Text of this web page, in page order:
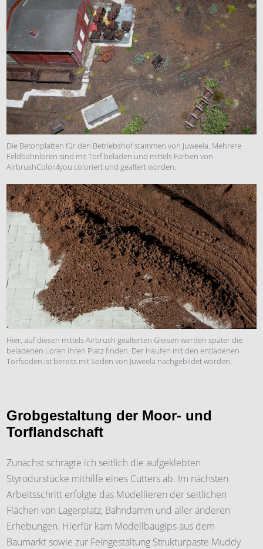
Die Betonplatten für den Betriebshof stammen von Juweela. Mehrere
Feldbahnloren sind mit Torf beladen und mittels Farben von
AirbrushColor4you coloriert und gealtert worden.
Hier, auf diesen mittels Airbrush gealterten Gleisen werden später die
beladenen Loren ihren Platz finden. Der Haufen mit den entladenen
Torfsoden ist bereits mit Soden von Juweela nachgebildet worden.
Grobgestaltung der Moor- und
Torflandschaft
Zunächst schrägte ich seitlich die aufgeklebten
Styrodurstücke mithilfe eines Cutters ab. Im nächsten
Arbeitsschritt erfolgte das Modellieren der seitlichen
Flächen von Lagerplatz, Bahndamm und aller anderen
Erhebungen. Hierfür kam Modellbaugips aus dem
Baumarkt sowie zur Feingestaltung Strukturpaste Muddy